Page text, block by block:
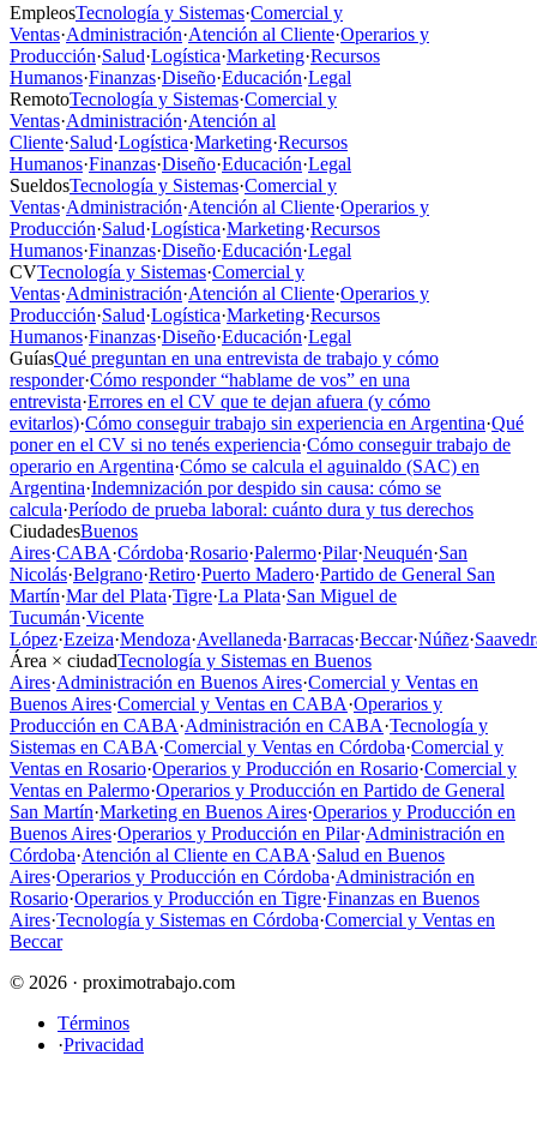
EmpleosTecnología y Sistemas·Comercial y
Ventas·Administración·Atención al Cliente·Operarios y
Producción·Salud·Logística·Marketing·Recursos
Humanos·Finanzas·Diseño·Educación·Legal
RemotoTecnología y Sistemas·Comercial y
Ventas·Administración·Atención al
Cliente·Salud·Logística·Marketing·Recursos
Humanos·Finanzas·Diseño·Educación·Legal
SueldosTecnología y Sistemas·Comercial y
Ventas·Administración·Atención al Cliente·Operarios y
Producción·Salud·Logística·Marketing·Recursos
Humanos·Finanzas·Diseño·Educación·Legal
CVTecnología y Sistemas·Comercial y
Ventas·Administración·Atención al Cliente·Operarios y
Producción·Salud·Logística·Marketing·Recursos
Humanos·Finanzas·Diseño·Educación·Legal
GuíasQué preguntan en una entrevista de trabajo y cómo
responder·Cómo responder “hablame de vos” en una
entrevista·Errores en el CV que te dejan afuera (y cómo
evitarlos)·Cómo conseguir trabajo sin experiencia en Argentina·Qué
poner en el CV si no tenés experiencia·Cómo conseguir trabajo de
operario en Argentina·Cómo se calcula el aguinaldo (SAC) en
Argentina·Indemnización por despido sin causa: cómo se
calcula·Período de prueba laboral: cuánto dura y tus derechos
CiudadesBuenos
Aires·CABA·Córdoba·Rosario·Palermo·Pilar·Neuquén·San
Nicolás·Belgrano·Retiro·Puerto Madero·Partido de General San
Martín·Mar del Plata·Tigre·La Plata·San Miguel de
Tucumán·Vicente
López·Ezeiza·Mendoza·Avellaneda·Barracas·Beccar·Núñez·
Área × ciudadTecnología y Sistemas en Buenos
Aires·Administración en Buenos Aires·Comercial y Ventas en
Buenos Aires·Comercial y Ventas en CABA·Operarios y
Producción en CABA·Administración en CABA·Tecnología y
Sistemas en CABA·Comercial y Ventas en Córdoba·Comercial y
Ventas en Rosario·Operarios y Producción en Rosario·Comercial y
Ventas en Palermo·Operarios y Producción en Partido de General
San Martín·Marketing en Buenos Aires·Operarios y Producción en
Buenos Aires·Operarios y Producción en Pilar·Administración en
Córdoba·Atención al Cliente en CABA·Salud en Buenos
Aires·Operarios y Producción en Córdoba·Administración en
Rosario·Operarios y Producción en Tigre·Finanzas en Buenos
Aires·Tecnología y Sistemas en Córdoba·Comercial y Ventas en
Beccar
© 2026 · proximotrabajo.com
Términos
·Privacidad